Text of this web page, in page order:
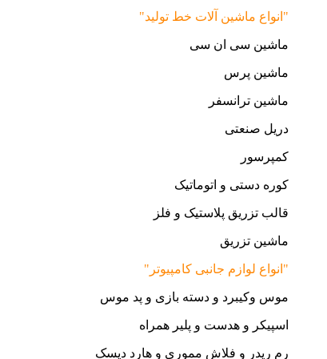
"انواع ماشین آلات خط تولید"
ماشین سی ان سی
ماشین پرس
ماشین ترانسفر
دریل صنعتی
کمپرسور
کوره دستی و اتوماتیک
قالب تزریق پلاستیک و فلز
ماشین تزریق
"انواع لوازم جانبی کامپیوتر"
موس وکیبرد و دسته بازی و پد موس
اسپیکر و هدست و پلیر همراه
رم ریدر و فلاش مموری و هارد دیسک